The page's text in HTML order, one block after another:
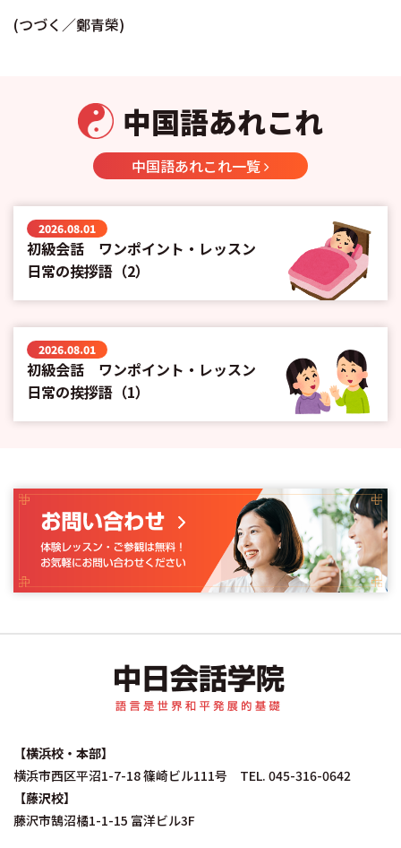
(つづく／鄭青榮)
中国語あれこれ
中国語あれこれ一覧
2026.08.01
初級会話 ワンポイント・レッスン
日常の挨拶語（2）
2026.08.01
初級会話 ワンポイント・レッスン
日常の挨拶語（1）
【横浜校・本部】
横浜市西区平沼1-7-18 篠崎ビル111号 TEL. 045-316-0642
【藤沢校】
藤沢市鵠沼橘1-1-15 富洋ビル3F